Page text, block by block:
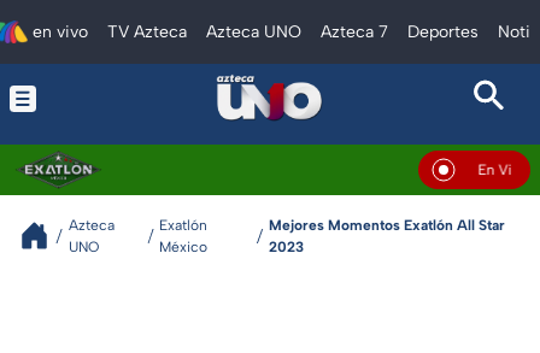
en vivo TV Azteca Azteca UNO Azteca 7 Deportes
En Vivo
Azteca
UNO
Exatlón
México
Mejores Momentos Exatlón All Star
2023